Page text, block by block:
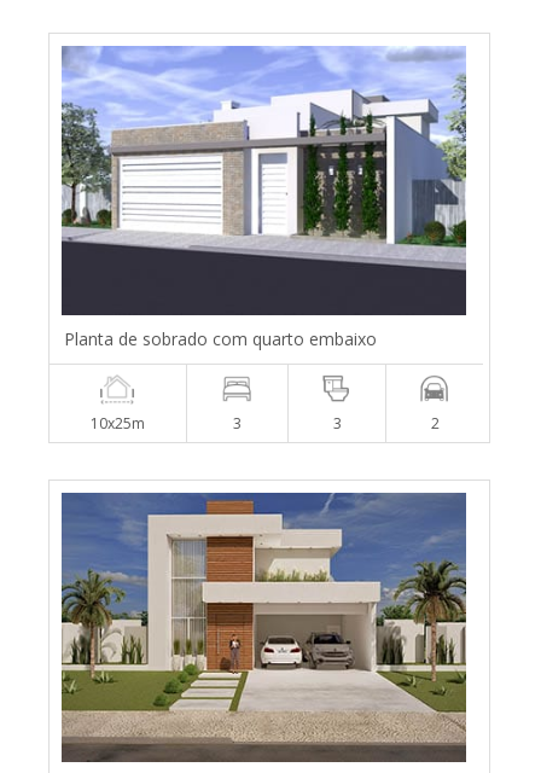
Planta de sobrado com quarto embaixo
10x25m 3 3 2